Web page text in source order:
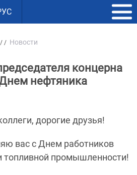
/ / Новости
концерна
нефтяника
дорогие друзья!
вас с Днем работников
топливной промышленности!